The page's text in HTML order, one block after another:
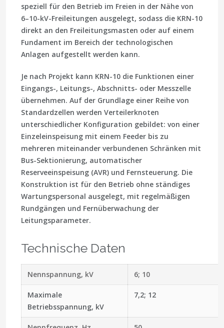
speziell für den Betrieb im Freien in der Nähe von
6–10-kV-Freileitungen ausgelegt, sodass die KRN-10
direkt an den Freileitungsmasten oder auf einem
Fundament im Bereich der technologischen
Anlagen aufgestellt werden kann.
Je nach Projekt kann KRN-10 die Funktionen einer
Eingangs-, Leitungs-, Abschnitts- oder Messzelle
übernehmen. Auf der Grundlage einer Reihe von
Standardzellen werden Verteilerknoten
unterschiedlicher Konfiguration gebildet: von einer
Einzeleinspeisung mit einem Feeder bis zu
mehreren miteinander verbundenen Schränken mit
Bus-Sektionierung, automatischer
Reserveeinspeisung (AVR) und Fernsteuerung. Die
Konstruktion ist für den Betrieb ohne ständiges
Wartungspersonal ausgelegt, mit regelmäßigen
Rundgängen und Fernüberwachung der
Leitungsparameter.
Technische Daten
Nennspannung, kV 6; 10
Maximale
Betriebsspannung, kV
7,2; 12